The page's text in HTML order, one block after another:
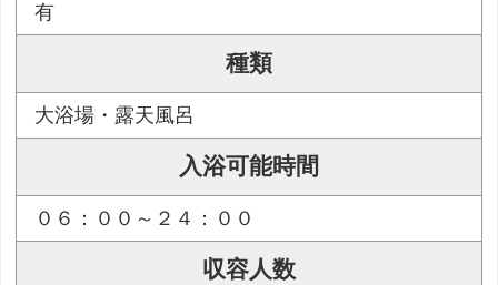
有
種類
大浴場・露天風呂
入浴可能時間
０６：００～２４：００
収容人数